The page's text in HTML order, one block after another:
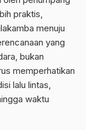
praktis,
menuju
yang
bukan
memperhatikan
lalu lintas,
waktu